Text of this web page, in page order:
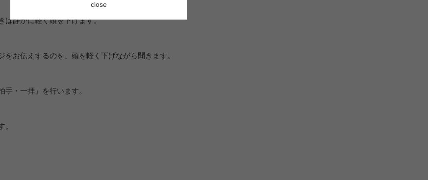
は静かに軽く頭を下げます。
お伝えするのを、頭を軽く下げながら聞きます。
・一拝」を行います。
。
close